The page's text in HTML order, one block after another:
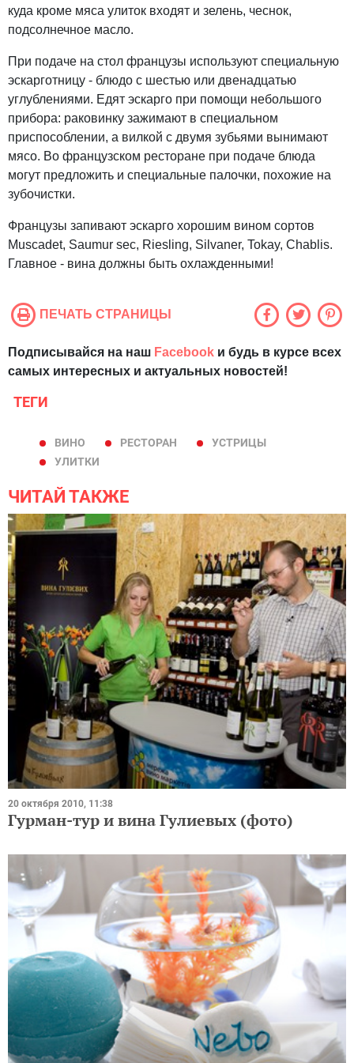
куда кроме мяса улиток входят и зелень, чеснок,
подсолнечное масло.
При подаче на стол французы используют специальную
эскарготницу - блюдо с шестью или двенадцатью
углублениями. Едят эскарго при помощи небольшого
прибора: раковинку зажимают в специальном
приспособлении, а вилкой с двумя зубьями вынимают
мясо. Во французском ресторане при подаче блюда
могут предложить и специальные палочки, похожие на
зубочистки.
Французы запивают эскарго хорошим вином сортов
Muscadet, Saumur sec, Riesling, Silvaner, Tokay, Chablis.
Главное - вина должны быть охлажденными!
ПЕЧАТЬ СТРАНИЦЫ
Подписывайся на наш Facebook и будь в курсе всех
самых интересных и актуальных новостей!
ТЕГИ
ВИНО РЕСТОРАН
УСТРИЦЫ
УЛИТКИ
ЧИТАЙ ТАКЖЕ
20 октября 2010, 11:38
Гурман-тур и вина Гулиевых (фото)